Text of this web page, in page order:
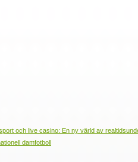
och live casino: En ny värld av
damfotboll